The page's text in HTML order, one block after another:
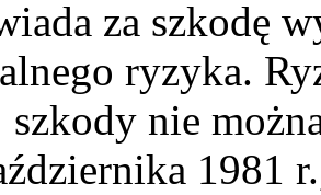
za szkodę
ryzyka.
szkody nie
1981